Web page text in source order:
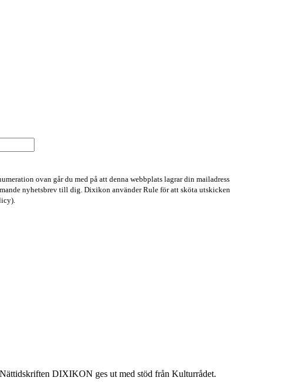
ovan går du med på att denna webbplats lagrar din mailadress
nyhetsbrev till dig. Dixikon använder Rule för att sköta utskicken
DIXIKON ges ut med stöd från Kulturrådet.